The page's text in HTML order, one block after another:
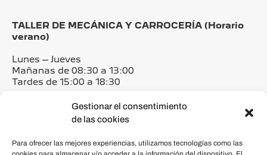
Gestionar el consentimiento
de las cookies
Para ofrecer las mejores experiencias, utilizamos tecnologías como las
TALLER DE MECÁNICA Y CARROCERÍA (Horario
verano)
Lunes – Jueves
Mañanas de 08:30 a 13:00
Tardes de 15:00 a 18:30
Mañanas de 08:30 a 13:00
Teléfono a partir de las 09:00